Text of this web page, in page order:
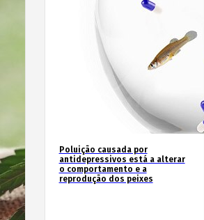
Poluição causada por
antidepressivos está a alterar
o comportamento e a
reprodução dos peixes